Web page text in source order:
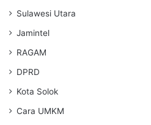
Sulawesi Utara
Jamintel
RAGAM
DPRD
Kota Solok
Cara UMKM